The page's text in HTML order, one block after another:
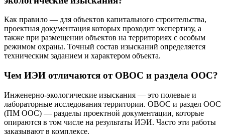
Как правило — для объектов капитального строительства,
проектная документация которых проходит экспертизу, а
также при размещении объектов на территориях с особым
режимом охраны. Точный состав изысканий определяется
техническим заданием и характером объекта.
Чем ИЭИ отличаются от ОВОС и раздела ООС?
Инженерно-экологические изыскания — это полевые и
лабораторные исследования территории. ОВОС и раздел ООС
(ПМ ООС) — разделы проектной документации, которые
опираются в том числе на результаты ИЭИ. Часто эти работы
заказывают в комплексе.